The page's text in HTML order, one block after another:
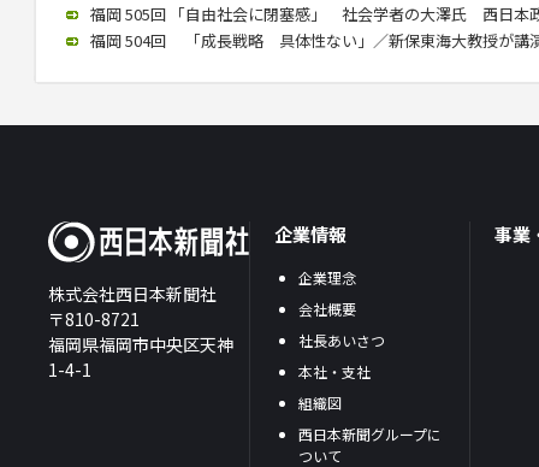
福岡 505回 「自由社会に閉塞感」 社会学者の大澤氏 西日本
福岡 504回 「成長戦略 具体性ない」／新保東海大教授が講
株式会社西日本新聞社
〒810-8721
福岡県福岡市中央区天神
1-4-1
企業情報
企業理念
会社概要
社長あいさつ
本社・支社
組織図
西日本新聞グループに
ついて
事業